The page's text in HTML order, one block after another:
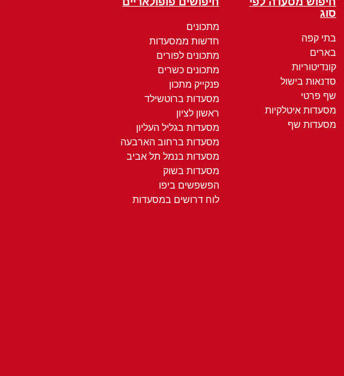
סוג
בתי קפה
בארים
קונדיטוריות
סדנאות בישול
שף פרטי
מסעדות איטלקיות
מסעדות שף
מתכונים
חדשות ממסעדות
מתכונים לפורים
מתכונים כשרים
פנקייק מתכון
מסעדות ברוטשילד
ראשון לציון
מסעדות בגליל העליון
מסעדות ברחוב הארבעה
מסעדות בנמל תל אביב
מסעדות בשוק
הפשפשים ביפו
לוח דרושים במסעדות